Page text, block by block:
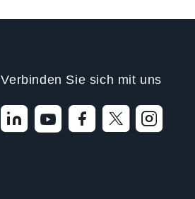
Verbinden Sie sich mit uns